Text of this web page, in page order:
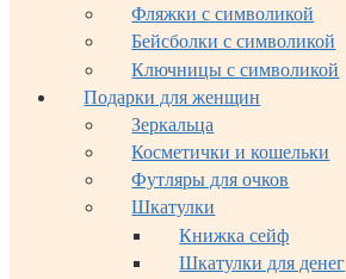
Фляжки с символикой
Бейсболки с символикой
Ключницы с символикой
Подарки для женщин
Зеркальца
Косметички и кошельки
Футляры для очков
Шкатулки
Книжка сейф
Шкатулки для денег